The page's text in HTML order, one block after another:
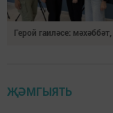
Герой гаиләсе:
ҖӘМГЫЯТЬ